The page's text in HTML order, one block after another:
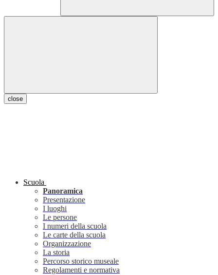
close
Scuola
Panoramica
Presentazione
I luoghi
Le persone
I numeri della scuola
Le carte della scuola
Organizzazione
La storia
Percorso storico museale
Regolamenti e normativa